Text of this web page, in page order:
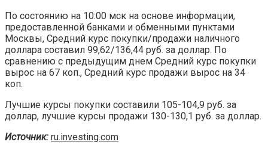
По состоянию на 10:00 мск на основе информации,
предоставленной банками и обменными пунктами
Москвы, Cредний курс покупки/продажи наличного
доллара составил 99,62/136,44 руб. за доллар. По
сравнению с предыдущим днем Cредний курс покупки
вырос на 67 коп., Cредний курс продажи вырос на 34
коп.
Лучшие курсы покупки составили 105-104,9 руб. за
доллар, лучшие курсы продажи 130-130,1 руб. за доллар.
Источник: ru.investing.com